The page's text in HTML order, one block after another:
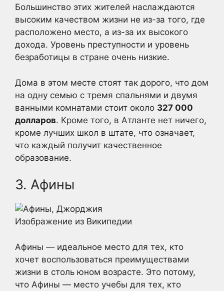
Большинство этих жителей наслаждаются
высоким качеством жизни не из-за того, где
расположено место, а из-за их высокого
дохода. Уровень преступности и уровень
безработицы в стране очень низкие.
Дома в этом месте стоят так дорого, что дом
на одну семью с тремя спальнями и двумя
ванными комнатами стоит около 327 000
долларов. Кроме того, в Атланте нет ничего,
кроме лучших школ в штате, что означает,
что каждый получит качественное
образование.
3. Афины
Изображение из Википедии
Афины — идеальное место для тех, кто
хочет воспользоваться преимуществами
жизни в столь юном возрасте. Это потому,
что Афины — место учебы для тех, кто